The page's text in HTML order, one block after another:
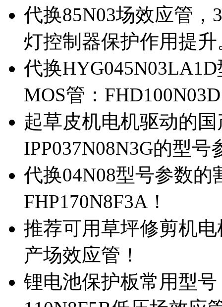
代换85N03场效应管
灯控制器保护作用提升
代换
MOS管：
起草皮机电机驱动的
IPP037N08N3G的型号
代换04N08型号参数
FHP170N8F3A！
推荐可用草坪修剪机电
产场效应管！
锂电池保护板常用型号